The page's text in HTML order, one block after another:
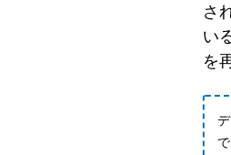
さ
い
を